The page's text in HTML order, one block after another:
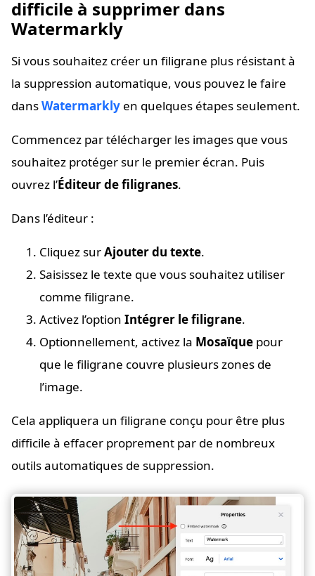
difficile à supprimer dans
Watermarkly
Si vous souhaitez créer un filigrane plus résistant à
la suppression automatique, vous pouvez le faire
dansWatermarkly en quelques étapes seulement.
Commencez par télécharger les images que vous
souhaitez protéger sur le premier écran. Puis
ouvrez l’Éditeur de filigranes.
Dans l’éditeur :
Cliquez surAjouter du texte.
Saisissez le texte que vous souhaitez utiliser
comme filigrane.
Activez l’option Intégrer le filigrane.
Optionnellement, activez la Mosaïque pour
que le filigrane couvre plusieurs zones de
l’image.
Cela appliquera un filigrane conçu pour être plus
difficile à effacer proprement par de nombreux
outils automatiques de suppression.